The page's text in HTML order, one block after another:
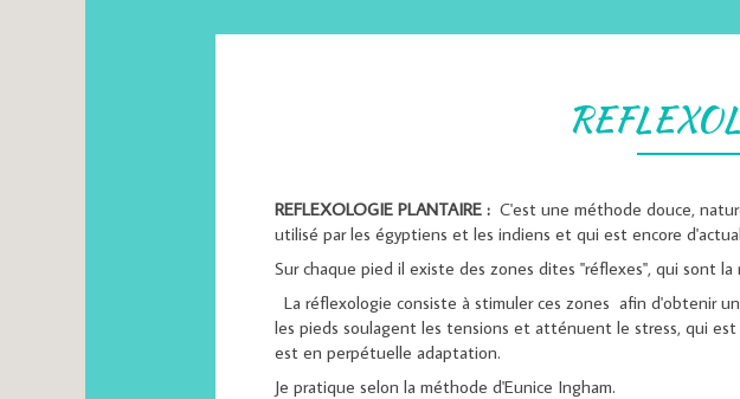
REFLEXOLOGIE PLANTAIRE : C'est une méthode douce,
utilisé par les égyptiens et les indiens et qui est encore
Sur chaque pied il existe des zones dites "réflexes", qui sont
La réflexologie consiste à stimuler ces zones afin d'obtenir
les pieds soulagent les tensions et atténuent le stress, qui
est en perpétuelle adaptation.
Je pratique selon la méthode d'Eunice Ingham.